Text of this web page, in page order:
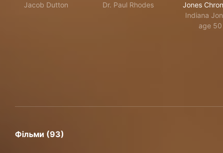
Jacob Dutton
Dr. Paul Rhodes
Jones
Indiana
age 50
Фільми (93)